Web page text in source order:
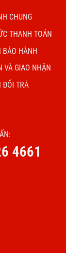
CHUNG
THANH TOÁN
BẢO HÀNH
VÀ GIAO NHẬN
ĐỔI TRẢ
4661